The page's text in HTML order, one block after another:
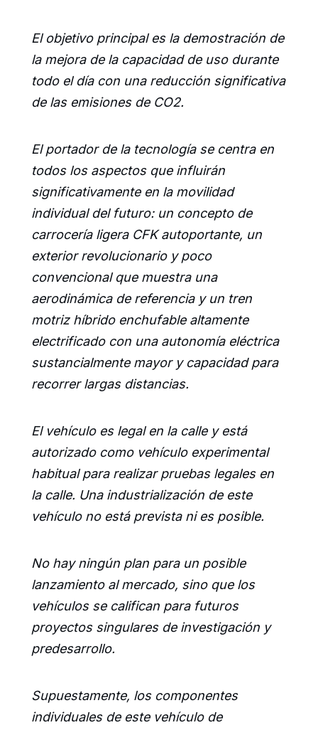
El objetivo principal es la demostración de
la mejora de la capacidad de uso durante
todo el día con una reducción significativa
de las emisiones de CO2.
El portador de la tecnología se centra en
todos los aspectos que influirán
significativamente en la movilidad
individual del futuro: un concepto de
carrocería ligera CFK autoportante, un
exterior revolucionario y poco
convencional que muestra una
aerodinámica de referencia y un tren
motriz híbrido enchufable altamente
electrificado con una autonomía eléctrica
sustancialmente mayor y capacidad para
recorrer largas distancias.
El vehículo es legal en la calle y está
autorizado como vehículo experimental
habitual para realizar pruebas legales en
la calle. Una industrialización de este
vehículo no está prevista ni es posible.
No hay ningún plan para un posible
lanzamiento al mercado, sino que los
vehículos se califican para futuros
proyectos singulares de investigación y
predesarrollo.
Supuestamente, los componentes
individuales de este vehículo de